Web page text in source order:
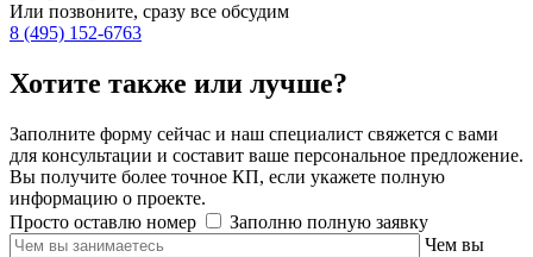
Или позвоните, сразу все обсудим
8 (495) 152-6763
Хотите также или лучше?
Заполните форму сейчас и наш специалист свяжется с вами
для консультации и составит ваше персональное предложение.
Вы получите более точное КП, если укажете полную
информацию о проекте.
Просто оставлю номер
Заполню полную заявку
Чем вы